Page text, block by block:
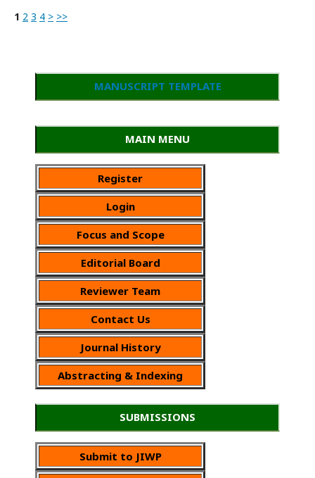
1 2 3 4 > >>
MANUSCRIPT TEMPLATE
MAIN MENU
Register
Login
Focus and Scope
Editorial Board
Reviewer Team
Contact Us
Journal History
Abstracting & Indexing
SUBMISSIONS
Submit to JIWP